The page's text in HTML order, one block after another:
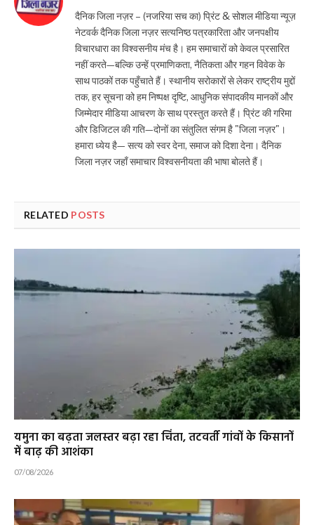
दैनिक जिला नज़र – (नजरिया सच का) प्रिंट & सोशल मीडिया न्यूज़
नेटवर्क दैनिक जिला नज़र सत्यनिष्ठ पत्रकारिता और जनपक्षीय
विचारधारा का विश्वसनीय मंच है। हम समाचारों को केवल प्रसारित
नहीं करते—बल्कि उन्हें प्रमाणिकता, नैतिकता और गहन विवेक के
साथ पाठकों तक पहुँचाते हैं। स्थानीय सरोकारों से लेकर राष्ट्रीय मुद्दों
तक, हर सूचना को हम निष्पक्ष दृष्टि, आधुनिक संपादकीय मानकों और
जिम्मेदार मीडिया आचरण के साथ प्रस्तुत करते हैं। प्रिंट की गरिमा
और डिजिटल की गति—दोनों का संतुलित संगम है "जिला नज़र"।
हमारा ध्येय है— सत्य को स्वर देना, समाज को दिशा देना। दैनिक
जिला नज़र जहाँ समाचार विश्वसनीयता की भाषा बोलते हैं।
RELATED POSTS
यमुना का बढ़ता जलस्तर बढ़ा रहा चिंता, तटवर्ती गांवों के किसानों
में बाढ़ की आशंका
07/08/2026